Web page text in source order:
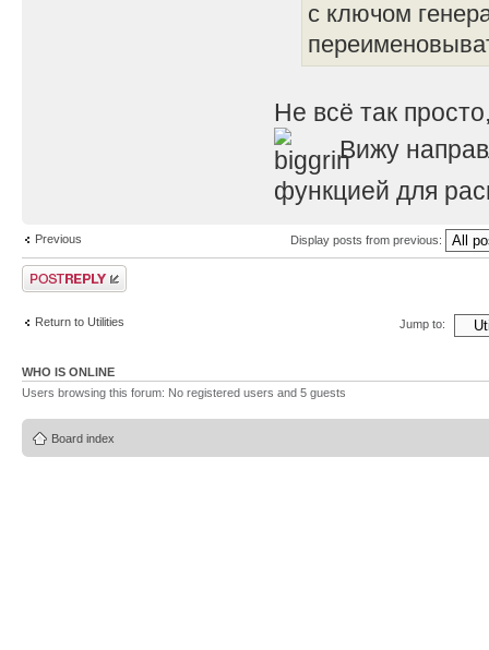
с ключом
Не всё так
Вижу
функцией для
Previous Display posts from previous:
Post a reply
Return to Utilities Jump to:
WHO IS ONLINE
Users browsing this forum: No registered users and 5 guests
Board index